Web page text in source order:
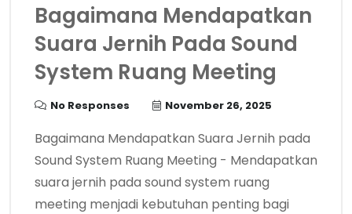
Bagaimana Mendapatkan
Suara Jernih Pada Sound
System Ruang Meeting
No Responses November 26, 2025
Bagaimana Mendapatkan Suara Jernih pada
Sound System Ruang Meeting - Mendapatkan
suara jernih pada sound system ruang
meeting menjadi kebutuhan penting bagi